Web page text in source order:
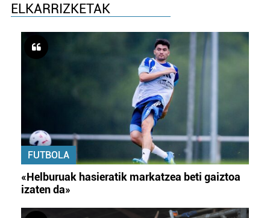
ELKARRIZKETAK
FUTBOLA
«Helburuak hasieratik markatzea beti gaiztoa
izaten da»